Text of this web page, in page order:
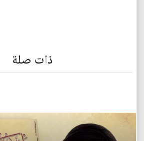
ذات صلة